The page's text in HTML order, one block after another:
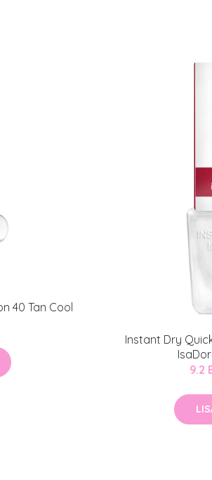
40 Tan Cool
Instant Dry
9.2